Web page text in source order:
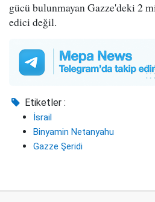
gücü bulunmayan Gazze'deki 2
edici değil.
Etiketler :
İsrail
Binyamin Netanyahu
Gazze Şeridi